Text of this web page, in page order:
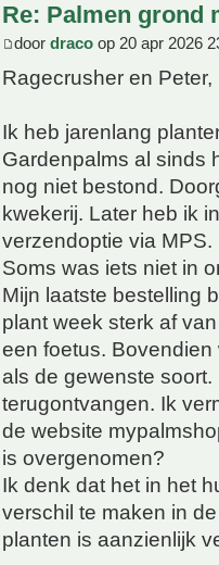
Re: Palmen grond
door draco op 20 apr 2026
Ragecrusher en Peter,
Ik heb jarenlang
Gardenpalms al sinds
nog niet bestond.
kwekerij. Later heb ik
verzendoptie via MPS.
Soms was iets niet in
Mijn laatste bestelling
plant week sterk af
een foetus.
als de gewenste
terugontvangen. Ik
de website
is overgenomen?
Ik denk dat het in het
verschil te maken in
planten is aanzienlijk